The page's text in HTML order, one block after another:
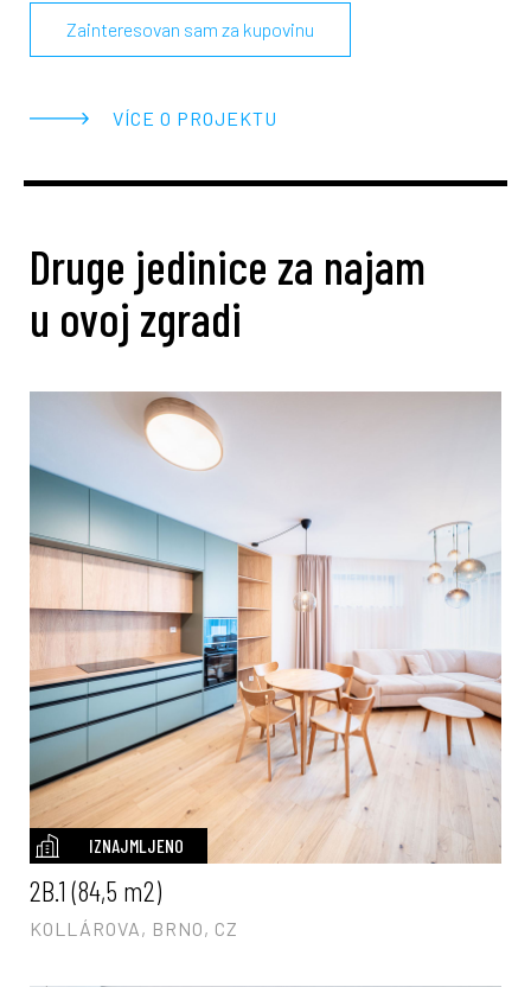
Zainteresovan sam za kupovinu
VÍCE O PROJEKTU
Druge jedinice za najam
u ovoj zgradi
IZNAJMLJENO
2B.1 (84,5 m2)
KOLLÁROVA, BRNO, CZ